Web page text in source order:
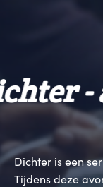
-
Dichter is een
Tijdens deze